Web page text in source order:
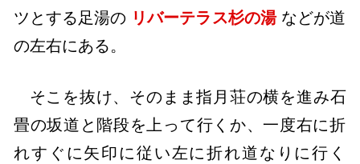
ツとする足湯の リバーテラス杉の湯などが道
の左右にある。
そこを抜け、そのまま指月荘の横を進み石
畳の坂道と階段を上って行くか、一度右に折
れすぐに矢印に従い左に折れ道なりに行く